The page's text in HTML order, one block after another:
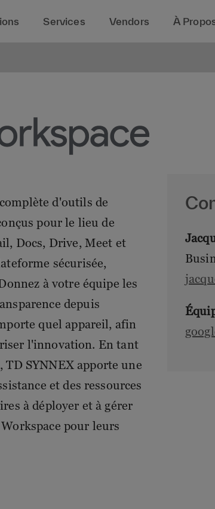
Services Vendors À
d'outils de
pour le lieu de
Docs, Drive, Meet et
sécurisée,
à votre équipe les
depuis
quel appareil, afin
l'innovation. En tant
SYNNEX apporte une
et des ressources
à déployer et à gérer
pour leurs